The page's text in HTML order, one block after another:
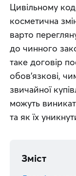
Цивільному
косметична
варто
до чинного
таке договір
обов'язкові,
звичайної
можуть
та як їх
Зміст